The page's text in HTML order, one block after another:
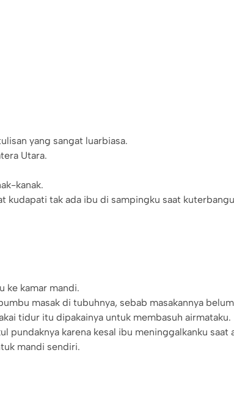
yang sangat luarbiasa.
Utara.
kanak.
kudapati tak ada ibu di sampingku saat
ke kamar mandi.
masak di tubuhnya, sebab masakannya
tidur itu dipakainya untuk membasuh airmataku.
pundaknya karena kesal ibu meninggalkanku saat
mandi sendiri.